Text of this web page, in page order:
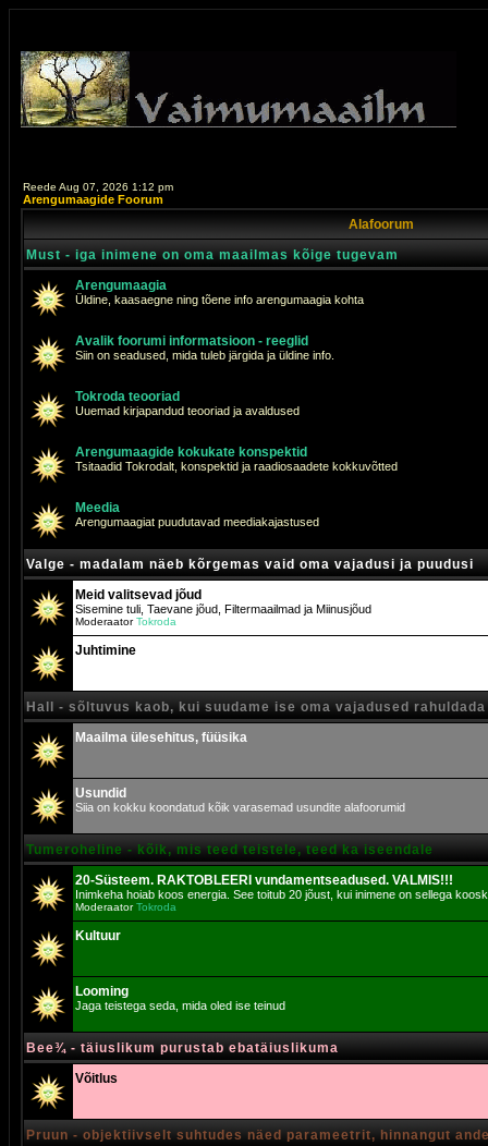
Reede Aug 07, 2026 1:12 pm
Arengumaagide Foorum
Alafoorum
Must - iga inimene on oma maailmas kõige tugevam
Arengumaagia
Üldine, kaasaegne ning tõene info arengumaagia kohta
Avalik foorumi informatsioon - reeglid
Siin on seadused, mida tuleb järgida ja üldine info.
Tokroda teooriad
Uuemad kirjapandud teooriad ja avaldused
Arengumaagide kokukate konspektid
Tsitaadid Tokrodalt, konspektid ja raadiosaadete kokkuvõtted
Meedia
Arengumaagiat puudutavad meediakajastused
Valge - madalam näeb kõrgemas vaid oma vajadusi ja puudusi
Meid valitsevad jõud
Sisemine tuli, Taevane jõud, Filtermaailmad ja Miinusjõud
ModeraatorTokroda
Juhtimine
Hall - sõltuvus kaob, kui suudame ise oma vajadused rahuldada
Maailma ülesehitus, füüsika
Usundid
Siia on kokku koondatud kõik varasemad usundite alafoorumid
Tumeroheline - kõik, mis teed teistele, teed ka iseendale
20-Süsteem. RAKTOBLEERI vundamentseadused. VALMIS!!!
Inimkeha hoiab koos energia. See toitub 20 jõust, kui inimene on sellega
ModeraatorTokroda
Kultuur
Looming
Jaga teistega seda, mida oled ise teinud
Bee¾ - täiuslikum purustab ebatäiuslikuma
Võitlus
Pruun - objektiivselt suhtudes näed parameetrit, hinnangut